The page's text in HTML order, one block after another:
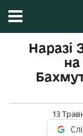
Наразі
на
13